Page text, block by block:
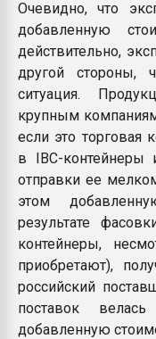
Очевидно, что
добавленную
действительно,
другой стороны,
ситуация.
крупным
если это торговая
в IBC-
отправки ее
этом
результате
контейнеры,
приобретают),
российский
поставок
добавленную